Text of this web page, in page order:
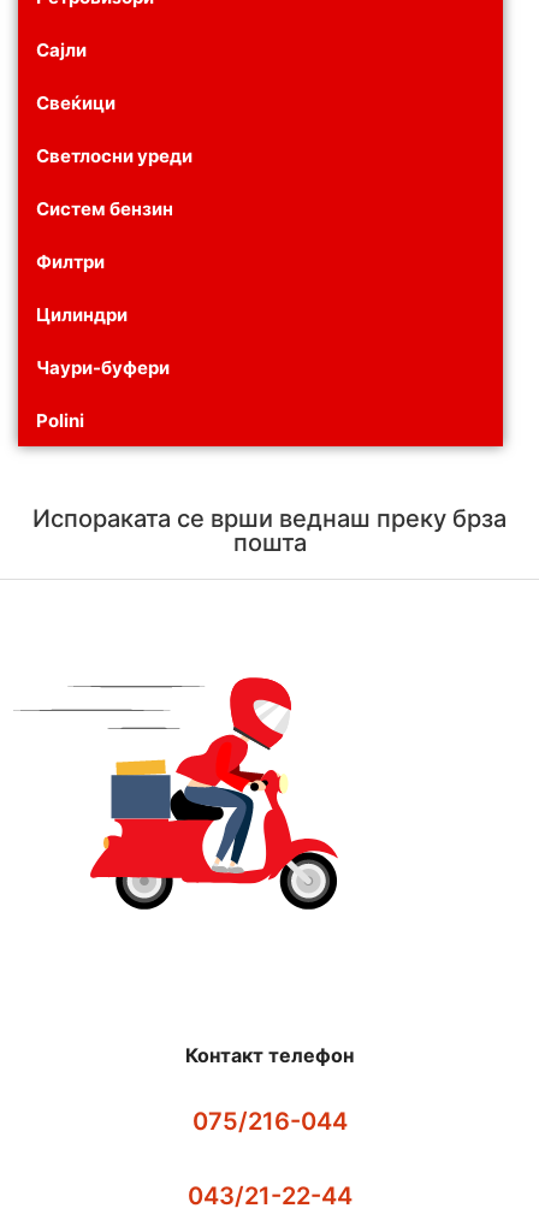
Сајли
Свеќици
Светлосни уреди
Систем бензин
Филтри
Цилиндри
Чаури-буфери
Polini
Испораката се врши веднаш преку брза
пошта
Контакт телефон
075/216-044
043/21-22-44